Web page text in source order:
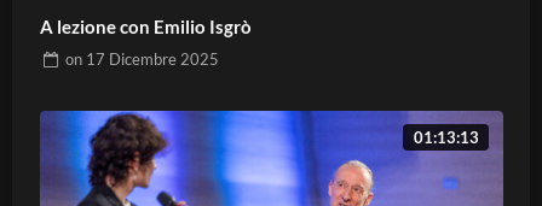
A lezione con Emilio Isgrò
on 17 Dicembre 2025
01:13:13